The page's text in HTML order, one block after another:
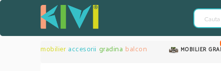
mobilier accesorii gradina balcon MOBILIER